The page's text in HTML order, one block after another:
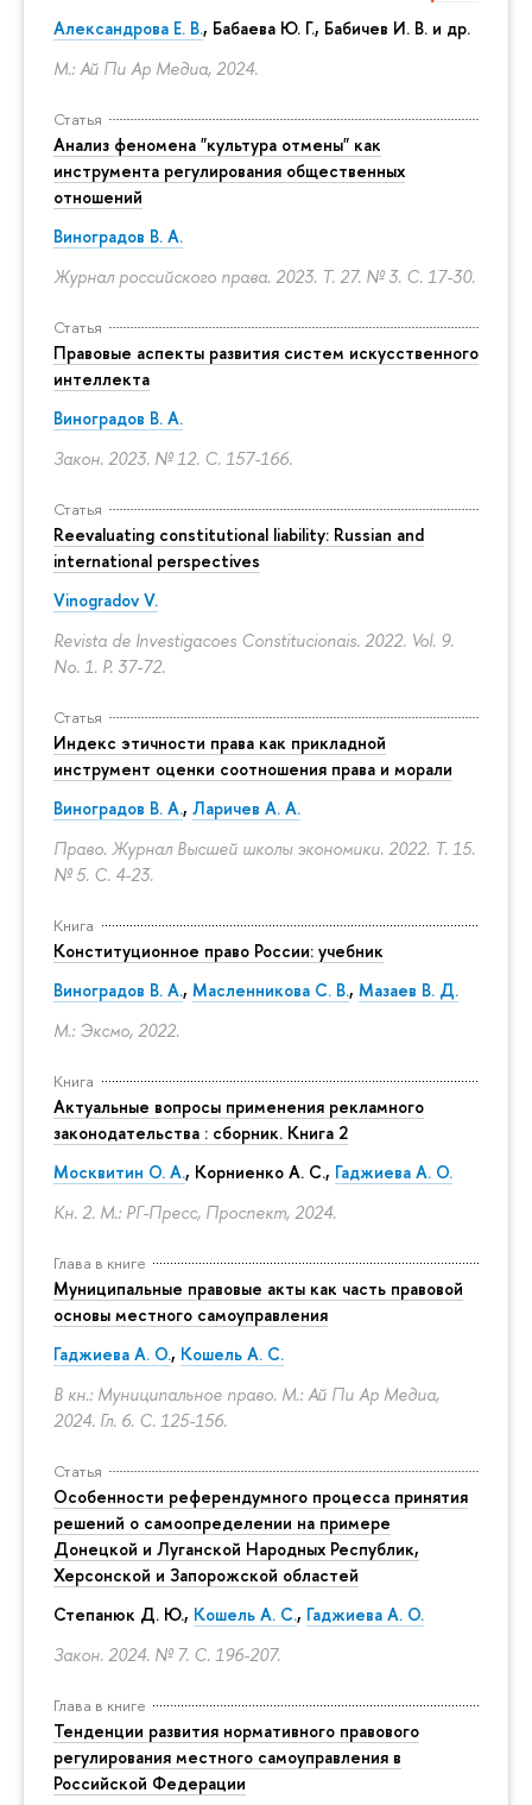
Александрова Е. В., Бабаева Ю. Г., Бабичев И. В. и др.
М.: Ай Пи Ар Медиа, 2024.
Статья
Анализ феномена "культура отмены" как
инструмента регулирования общественных
отношений
Виноградов В. А.
Журнал российского права. 2023. Т. 27. № 3. С. 17-30.
Статья
Правовые аспекты развития систем искусственного
интеллекта
Виноградов В. А.
Закон. 2023. № 12. С. 157-166.
Статья
Reevaluating constitutional liability: Russian and
international perspectives
Vinogradov V.
Revista de Investigacoes Constitucionais. 2022. Vol. 9.
No. 1. P. 37-72.
Статья
Индекс этичности права как прикладной
инструмент оценки соотношения права и морали
Виноградов В. А., Ларичев А. А.
Право. Журнал Высшей школы экономики. 2022. Т. 15.
№ 5. С. 4-23.
Книга
Конституционное право России: учебник
Виноградов В. А., Масленникова С. В., Мазаев В. Д.
М.: Эксмо, 2022.
Книга
Актуальные вопросы применения рекламного
законодательства : сборник. Книга 2
Москвитин О. А., Корниенко А. С., Гаджиева А. О.
Кн. 2. М.: РГ-Пресс, Проспект, 2024.
Глава в книге
Муниципальные правовые акты как часть правовой
основы местного самоуправления
Гаджиева А. О., Кошель А. С.
В кн.: Муниципальное право. М.: Ай Пи Ар Медиа,
2024. Гл. 6. С. 125-156.
Статья
Особенности референдумного процесса принятия
решений о самоопределении на примере
Донецкой и Луганской Народных Республик,
Херсонской и Запорожской областей
Степанюк Д. Ю., Кошель А. С., Гаджиева А. О.
Закон. 2024. № 7. С. 196-207.
Глава в книге
Тенденции развития нормативного правового
регулирования местного самоуправления в
Российской Федерации